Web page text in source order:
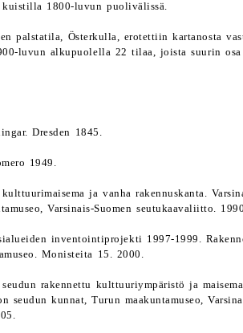
1800-luvun puolivälissä.
palstatila, Österkulla, erotettiin kartanosta
luvun alkupuolella 22 tilaa, joista suurin
Dresden 1845.
1949.
ja vanha rakennuskanta.
Varsinais-Suomen seutukaavaliitto.
inventointiprojekti 1997-1999.
Monisteita 15. 2000.
rakennettu kulttuuriympäristö ja
kunnat, Turun maakuntamuseo,